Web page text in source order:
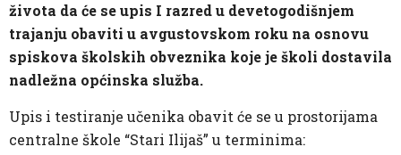
života da će se upis I razred u devetogodišnjem
trajanju obaviti u avgustovskom roku na osnovu
spiskova školskih obveznika koje je školi dostavila
nadležna općinska služba.
Upis i testiranje učenika obavit će se u prostorijama
centralne škole “Stari Ilijaš” u terminima: